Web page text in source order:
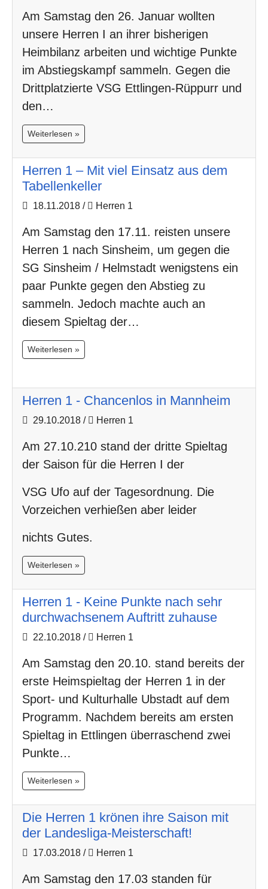
Am Samstag den 26. Januar wollten
unsere Herren I an ihrer bisherigen
Heimbilanz arbeiten und wichtige Punkte
im Abstiegskampf sammeln. Gegen die
Drittplatzierte VSG Ettlingen-Rüppurr und
den…
Weiterlesen »
Herren 1 – Mit viel Einsatz aus dem
Tabellenkeller
18.11.2018 / Herren 1
Am Samstag den 17.11. reisten unsere
Herren 1 nach Sinsheim, um gegen die
SG Sinsheim / Helmstadt wenigstens ein
paar Punkte gegen den Abstieg zu
sammeln. Jedoch machte auch an
diesem Spieltag der…
Weiterlesen »
Herren 1 - Chancenlos in Mannheim
29.10.2018 / Herren 1
Am 27.10.210 stand der dritte Spieltag
der Saison für die Herren I der
VSG Ufo auf der Tagesordnung. Die
Vorzeichen verhießen aber leider
nichts Gutes.
Weiterlesen »
Herren 1 - Keine Punkte nach sehr
durchwachsenem Auftritt zuhause
22.10.2018 / Herren 1
Am Samstag den 20.10. stand bereits der
erste Heimspieltag der Herren 1 in der
Sport- und Kulturhalle Ubstadt auf dem
Programm. Nachdem bereits am ersten
Spieltag in Ettlingen überraschend zwei
Punkte…
Weiterlesen »
Die Herren 1 krönen ihre Saison mit
der Landesliga-Meisterschaft!
17.03.2018 / Herren 1
Am Samstag den 17.03 standen für